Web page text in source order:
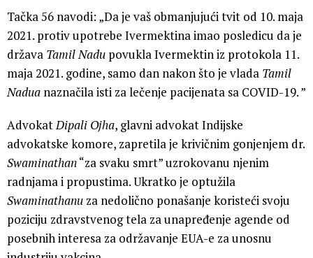
Tačka 56 navodi: „Da je vaš obmanjujući tvit od 10. maja
2021. protiv upotrebe Ivermektina imao posledicu da je
država Tamil Nadu povukla Ivermektin iz protokola 11.
maja 2021. godine, samo dan nakon što je vlada Tamil
Nadua naznačila isti za lečenje pacijenata sa COVID-19. ”
AdvokatDipali Ojha, glavni advokat Indijske
advokatske komore, zapretila je krivičnim gonjenjem dr.
Swaminathan“za svaku smrt” uzrokovanu njenim
radnjama i propustima. Ukratko je optužila
Swaminathanu za nedolično ponašanje koristeći svoju
poziciju zdravstvenog tela za unapređenje agende od
posebnih interesa za održavanje EUA-e za unosnu